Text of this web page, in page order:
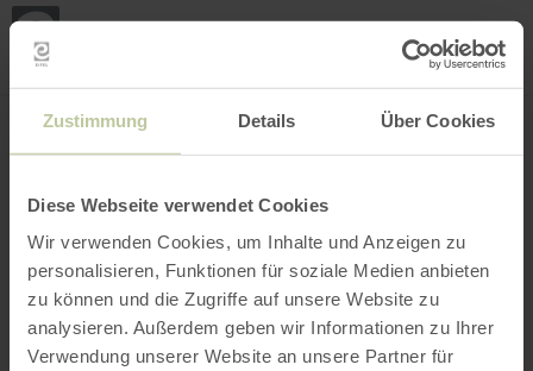
Zustimmung Details Über Cookies
Diese Webseite verwendet Cookies
Wir verwenden Cookies, um Inhalte und Anzeigen zu
personalisieren, Funktionen für soziale Medien anbieten
zu können und die Zugriffe auf unsere Website zu
analysieren. Außerdem geben wir Informationen zu Ihrer
Verwendung unserer Website an unsere Partner für
INTERACTIVE MAP
my
Open filter